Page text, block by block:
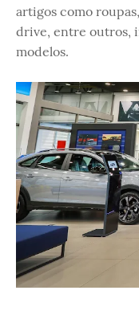
artigos como
drive, entre outros,
modelos.